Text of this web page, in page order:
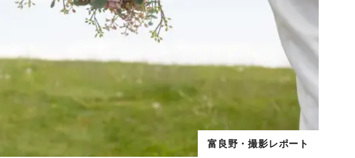
富良野・撮影レポート